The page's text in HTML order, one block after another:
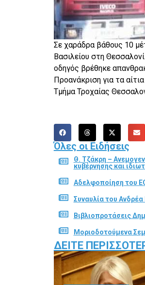
Σε χαράδρα βάθους 10
Βασιλείου στη
οδηγός βρέθηκε
Προανάκριση για τα
Τμήμα Τροχαίας
Όλες οι Ειδήσεις
Θ. Τζάκρη –
κυβέρνησης και
Αδελφοποίηση του
Συναυλία του
Βιβλιοπροτάσεις
Μοριοδοτούμενα
ΔΕΊΤΕ